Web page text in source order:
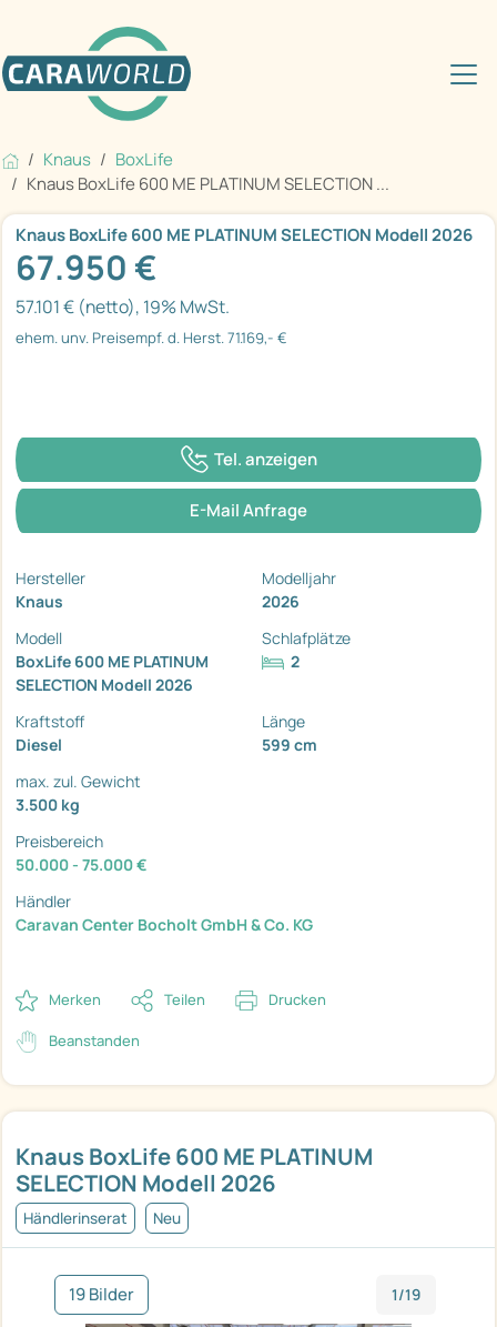
Knaus
BoxLife
Knaus BoxLife 600 ME PLATINUM SELECTION ...
Knaus BoxLife 600 ME PLATINUM
SELECTION Modell 2026
Händlerinserat Neu
19 Bilder 1/19
Knaus BoxLife 600 ME PLATINUM SELECTION Modell 2026
67.950 €
57.101 € (netto), 19% MwSt.
ehem. unv. Preisempf. d. Herst. 71.169,- €
Tel. anzeigen
E-Mail Anfrage
Hersteller
Knaus
Modelljahr
2026
Modell
BoxLife 600 ME PLATINUM
SELECTION Modell 2026
Schlafplätze
2
Kraftstoff
Diesel
Länge
599 cm
max. zul. Gewicht
3.500 kg
Preisbereich
50.000 - 75.000 €
Händler
Caravan Center Bocholt GmbH & Co. KG
Merken Teilen Drucken
Beanstanden